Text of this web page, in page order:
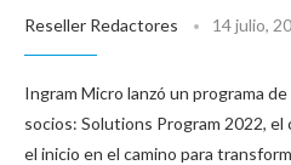
Reseller Redactores 14 julio,
Ingram Micro lanzó un programa
socios: Solutions Program 2022,
el inicio en el camino para